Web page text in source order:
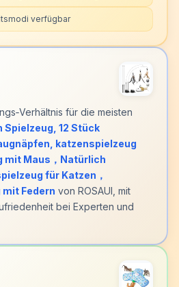
verfügbar
für die meisten
Spielzeug, 12 Stück
katzenspielzeug
Maus，Natürlich
für Katzen，
Federn von ROSAUI, mit
bei Experten und